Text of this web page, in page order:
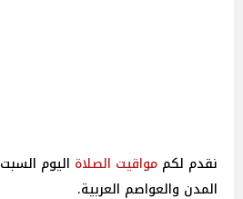
نقدم لكم مواقيت الصلاة
المدن والعواصم العربية.